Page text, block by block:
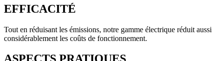
EFFICACITÉ
Tout en réduisant les émissions, notre gamme électrique réduit aussi
considérablement les coûts de fonctionnement.